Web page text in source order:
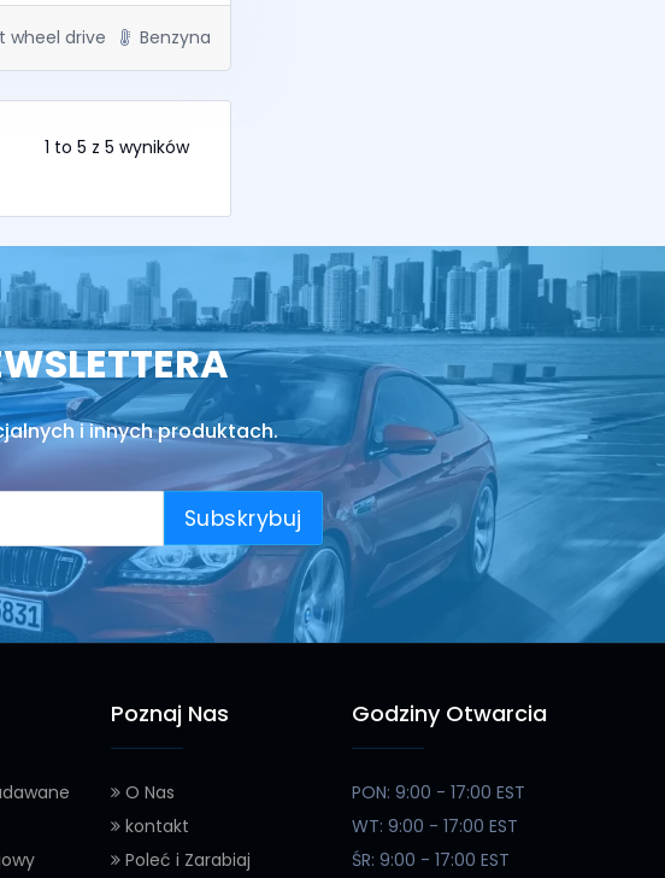
wheel drive Benzyna
1 to 5 z 5 wyników
i innych produktach.
Subskrybuj
Poznaj Nas
O Nas
kontakt
Poleć i Zarabiaj
Godziny Otwarcia
PON: 9:00 - 17:00 EST
WT: 9:00 - 17:00 EST
ŚR: 9:00 - 17:00 EST